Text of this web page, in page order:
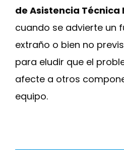
de Asistencia Técnica
cuando se advierte un
extraño o bien no
para eludir que el
afecte a otros
equipo.